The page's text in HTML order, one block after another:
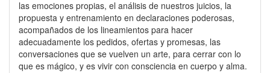
las emociones propias, el análisis de nuestros juicios, la
propuesta y entrenamiento en declaraciones poderosas,
acompañados de los lineamientos para hacer
adecuadamente los pedidos, ofertas y promesas, las
conversaciones que se vuelven un arte, para cerrar con lo
que es mágico, y es vivir con consciencia en cuerpo y alma.